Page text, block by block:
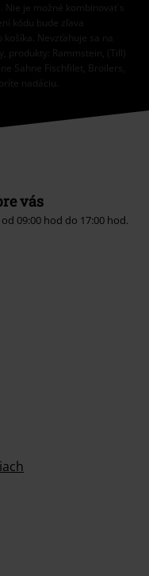
je možné kombinovať s
kódu bude zľava
Nevzťahuje sa na
produkty: Rammstein, (Till)
Sahne Fischfilet, Broilers,
nadáciu.
vás
09:00 hod do 17:00 hod.